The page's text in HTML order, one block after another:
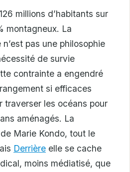
millions d’habitants sur
montagneux. La
pas une philosophie
de survie
contrainte a engendré
si efficaces
traverser les océans pour
aménagés. La
Marie Kondo, tout le
Derrière elle se cache
moins médiatisé, que